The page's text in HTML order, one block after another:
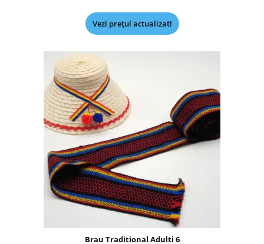
Vezi prețul actualizat!
Brau Traditional Adulti 6